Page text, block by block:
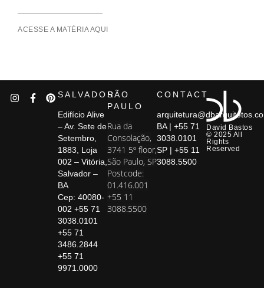
ACESSE A MATÉRIA AQUI
David Bastos
© 2025 All
Rights
Reserved
SALVADOR
Edifício Alive
– Av. Sete de
Setembro,
1883, Loja
002 – Vitória,
Salvador –
BA
Cep: 40080-
002 +55 71
3038.0101
+55 71
3486.2844
+55 71
9971.0000
SÃO
PAULO
Rua da
Consolação,
3741 5º floor,
São Paulo, SP
Postcode:
01.416.001
+55 11
3088.5500
CONTACT
BA | +55 71
3038.0101
SP | +55 11
3088.5500